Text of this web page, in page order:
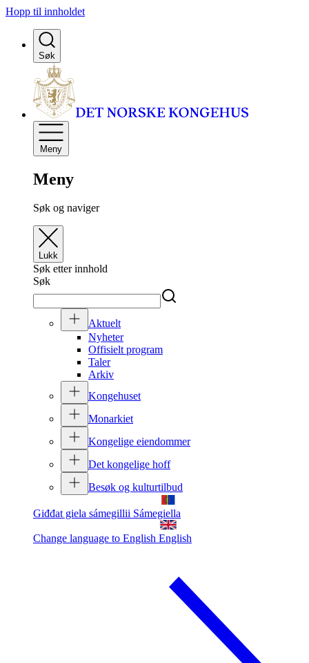
Hopp til innholdet
Søk
Meny
Meny
Søk og naviger
Lukk
Søk etter innhold
Søk
Aktuelt
Nyheter
Offisielt program
Taler
Arkiv
Kongehuset
Monarkiet
Kongelige eiendommer
Det kongelige hoff
Besøk og kulturtilbud
Giđđat giela sámegillii Sámegiella
Change language to English English